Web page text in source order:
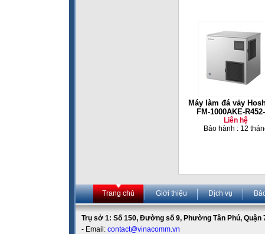
Máy làm đá vảy
FM-1000AKE-
Liên hệ
Bảo hành : 12
Trang chủ Giới thiệu Dịch vụ
Trụ sở 1: Số 150, Đường số 9, Phường Tân Phú, Quận
- Email: contact@vinacomm.vn